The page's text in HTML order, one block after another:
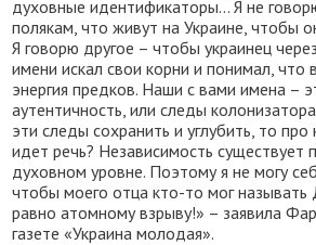
духовные идентификаторы... Я не
полякам, что живут на Украине, чтобы
Я говорю другое – чтобы украинец
имени искал свои корни и понимал, что
энергия предков. Наши с вами имена –
аутентичность, или следы
эти следы сохранить и углубить, то про
идет речь? Независимость существует
духовном уровне. Поэтому я не могу
чтобы моего отца кто-то мог
равно атомному взрыву!» – заявила
газете «Украина молодая».